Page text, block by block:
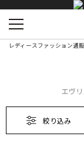
レディースファッション通
エヴリ
絞り込み